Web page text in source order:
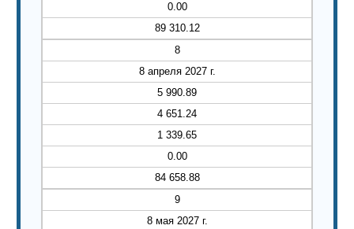
0.00
89 310.12
8
8 апреля 2027 г.
5 990.89
4 651.24
1 339.65
0.00
84 658.88
9
8 мая 2027 г.